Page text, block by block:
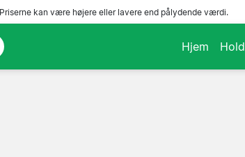
kan være højere eller lavere end pålydende værdi.
Hjem Hold